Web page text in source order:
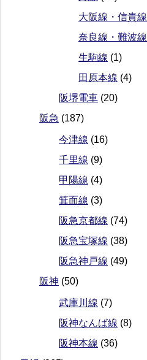
大阪線・信貴線
奈良線・難波線
生駒線 (1)
田原本線 (4)
阪堺電車 (20)
阪急 (187)
今津線 (16)
千里線 (9)
甲陽線 (4)
箕面線 (3)
阪急京都線 (74)
阪急宝塚線 (38)
阪急神戸線 (49)
阪神 (50)
武庫川線 (7)
阪神なんば線 (8)
阪神本線 (36)